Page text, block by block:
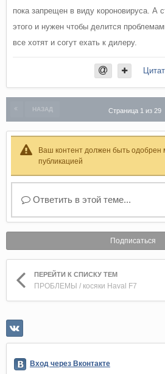
пока запрещен в виду короновируса. А
этого и нужен чтобы делится
все хотят и согут ехать к дилеру.
НАЗАД Страница 1 из 29
Ваш контент должен быть одобрен
публикацией
Ответить в этой теме...
Подписаться
ПЕРЕЙТИ К СПИСКУ ТЕМ
ПРОБЛЕМЫ / косяки Haval F7
Вход через Вконтакте